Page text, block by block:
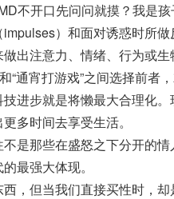
不开口先问问就摸？我是
）和面对诱惑时所
出注意力、情绪、行为或
“通宵打游戏”之间选择前者
进步就是将懒最大合理化
多时间去享受生活。
是那些在盛怒之下分开的
最强大体现。
，但当我们直接买性时，却